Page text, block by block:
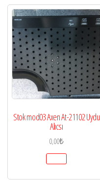
Stok mod03 Axen At-21102 Uydu
Alıcsı
0,00₺